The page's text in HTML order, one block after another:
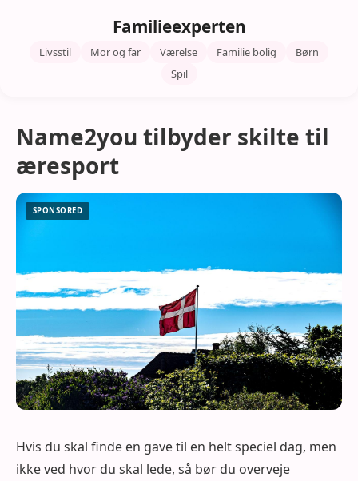
Familieexperten
Livsstil Mor og far Værelse Familie bolig
Børn
Spil
Name2you tilbyder skilte til
æresport
Hvis du skal finde en gave til en helt speciel dag, men
ikke ved hvor du skal lede, så bør du overveje